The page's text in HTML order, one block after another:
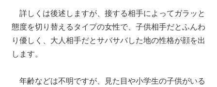
詳しくは後述しますが、接する相手によってガラッと
態度を切り替えるタイプの女性で、子供相手だとふんわ
り優しく、大人相手だとサバサバした地の性格が顔を出
します。
年齢などは不明ですが、見た目や小学生の子供がいる